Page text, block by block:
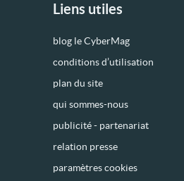
Liens utiles
blog le CyberMag
conditions d’utilisation
plan du site
qui sommes-nous
publicité - partenariat
relation presse
paramètres cookies